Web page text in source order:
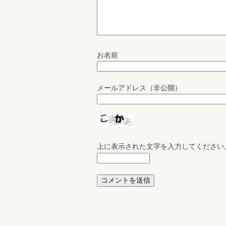
お名前
メールアドレス（非公開）
上に表示された文字を入力してください